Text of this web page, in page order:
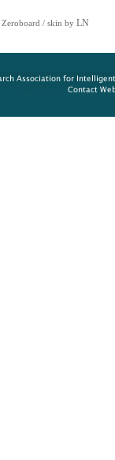
Zeroboard / skin by LN